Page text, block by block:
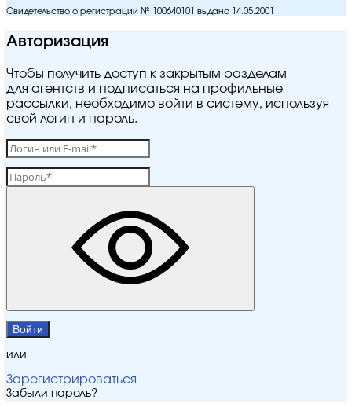
Свидетельство о регистрации № 100640101 выдано 14.05.2001
Авторизация
Чтобы получить доступ к закрытым разделам
для агентств и подписаться на профильные
рассылки, необходимо войти в систему, используя
свой логин и пароль.
Войти
или
Зарегистрироваться
Забыли пароль?